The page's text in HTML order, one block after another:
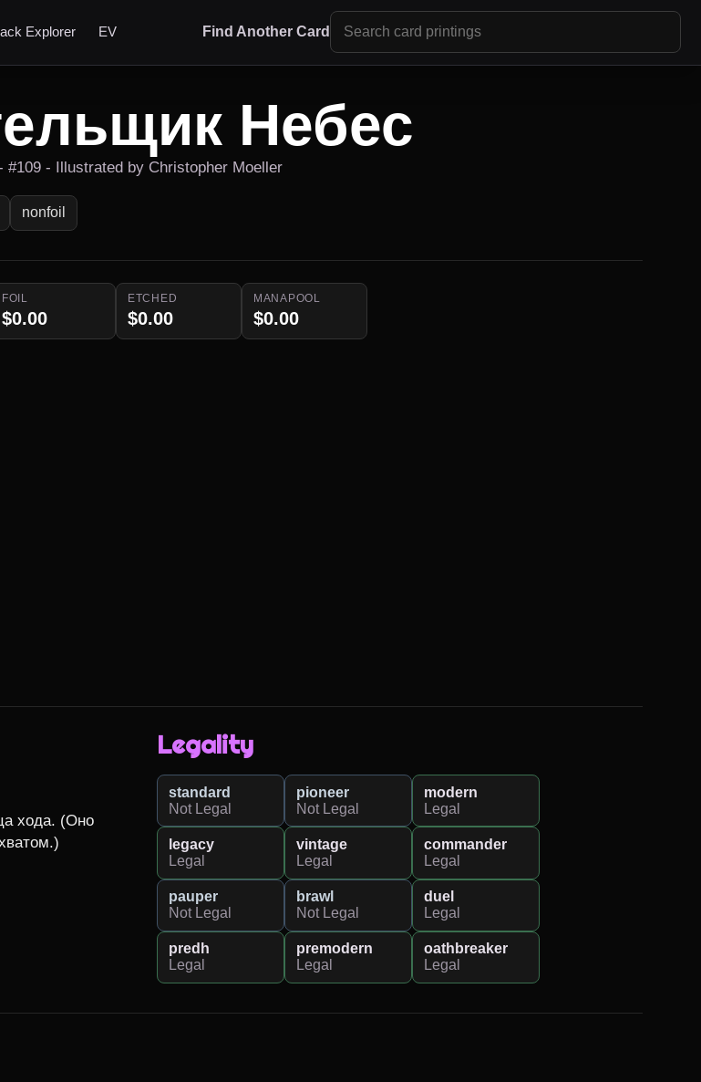
Explorer EV Find Another Card
Небес
#109 - Illustrated by Christopher Moeller
nonfoil
FOIL
$0.00
ETCHED
$0.00
MANAPOOL
$0.00
хода. (Оно
Legality
standard
Not Legal
pioneer
Not Legal
modern
Legal
legacy
Legal
vintage
Legal
commander
Legal
pauper
Not Legal
brawl
Not Legal
duel
Legal
predh
Legal
premodern
Legal
oathbreaker
Legal